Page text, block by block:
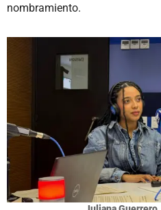
nombramiento.